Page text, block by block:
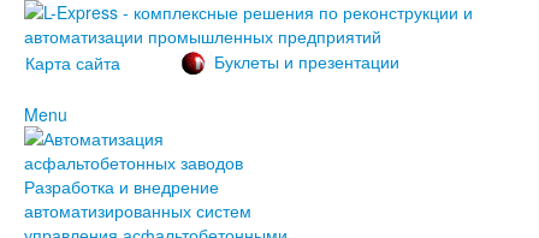
Карта сайта Буклеты и презентации
Menu
О компании
История проекта L-Express
Наши контакты
2023
Разработка и внедрение
автоматизированных систем